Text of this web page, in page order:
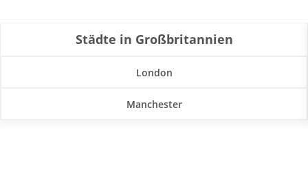
Städte in Großbritannien
London
Manchester